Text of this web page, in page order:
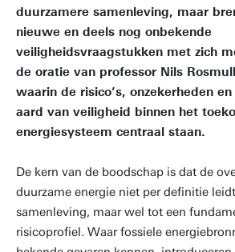
duurzamere samenleving, maar
nieuwe en deels nog onbekende
veiligheidsvraagstukken met zich
de oratie van professor Nils
waarin de risico’s, onzekerheden
aard van veiligheid binnen het
energiesysteem centraal staan.
De kern van de boodschap is dat de
duurzame energie niet per definitie
samenleving, maar wel tot een
risicoprofiel. Waar fossiele